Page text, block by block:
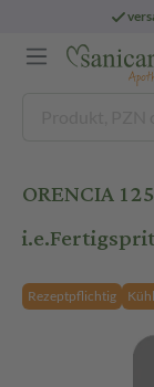
ORENCIA
Rezeptpflichtig